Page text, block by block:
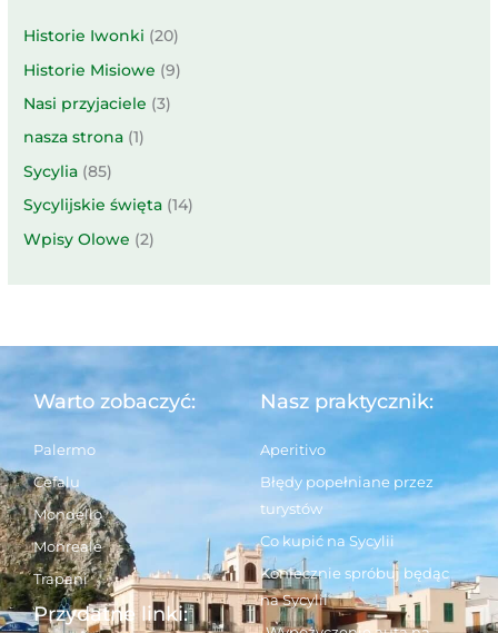
Historie Iwonki (20)
Historie Misiowe (9)
Nasi przyjaciele (3)
nasza strona (1)
Sycylia (85)
Sycylijskie święta (14)
Wpisy Olowe (2)
Warto zobaczyć:
Palermo
Cefalu
Mondello
Monreale
Trapani
Nasz praktycznik:
Aperitivo
Błędy popełniane przez
turystów
Co kupić na Sycylii
Koniecznie spróbuj będąc
na Sycylii
Przydatne linki: